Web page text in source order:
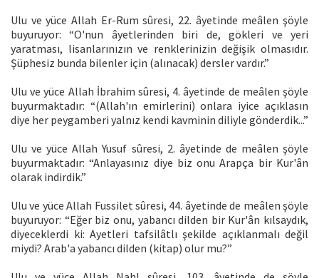
Ulu ve yüce Allah Er-Rum sûresi, 22. âyetinde meâlen şöyle
buyuruyor: “O'nun âyetlerinden biri de, gökleri ve yeri
yaratması, lisanlarınızın ve renklerinizin değişik olmasıdır.
Şüphesiz bunda bilenler için (alınacak) dersler vardır.”
Ulu ve yüce Allah İbrahim sûresi, 4. âyetinde de meâlen şöyle
buyurmaktadır: “(Allah'ın emirlerini) onlara iyice açıklasın
diye her peygamberi yalnız kendi kavminin diliyle gönderdik...”
Ulu ve yüce Allah Yusuf sûresi, 2. âyetinde de meâlen şöyle
buyurmaktadır: “Anlayasınız diye biz onu Arapça bir Kur'ân
olarak indirdik.”
Ulu ve yüce Allah Fussilet sûresi, 44. âyetinde de meâlen şöyle
buyuruyor: “Eğer biz onu, yabancı dilden bir Kur'ân kılsaydık,
diyeceklerdi ki: Ayetleri tafsilâtlı şekilde açıklanmalı değil
miydi? Arab'a yabancı dilden (kitap) olur mu?”